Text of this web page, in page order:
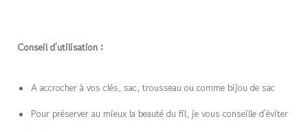
Conseil d’utilisation :
A accrocher à vos clés, sac, trousseau ou comme bijou de sac
Pour préserver au mieux la beauté du fil, je vous conseille d’éviter